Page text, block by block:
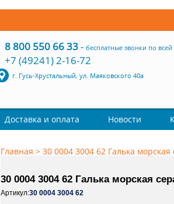
8 800 550 66 33- бесплатные звонки по всей
+7 (49241) 2-16-72
г. Гусь-Хрустальный, ул. Маяковского 40а
Доставка и оплата Новости
Главная > 30 0004 3004 62 Галька
30 0004 3004 62 Галька морская
Артикул:30 0004 3004 62